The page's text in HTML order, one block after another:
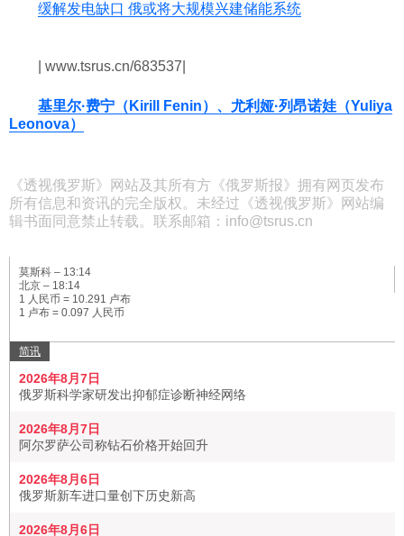
缓解发电缺口 俄或将大规模兴建储能系统
| www.tsrus.cn/683537|
基里尔·费宁（Kirill Fenin）、尤利娅·列昂诺娃（Yuliya
Leonova）
《透视俄罗斯》网站及其所有方《俄罗斯报》拥有网页发布
所有信息和资讯的完全版权。未经过《透视俄罗斯》网站编
辑书面同意禁止转载。联系邮箱：info@tsrus.cn
莫斯科 – 13:14
北京 – 18:14
1 人民币 = 10.291 卢布
1 卢布 = 0.097 人民币
简讯
2026年8月7日
俄罗斯科学家研发出抑郁症诊断神经网络
2026年8月7日
阿尔罗萨公司称钻石价格开始回升
2026年8月6日
俄罗斯新车进口量创下历史新高
2026年8月6日